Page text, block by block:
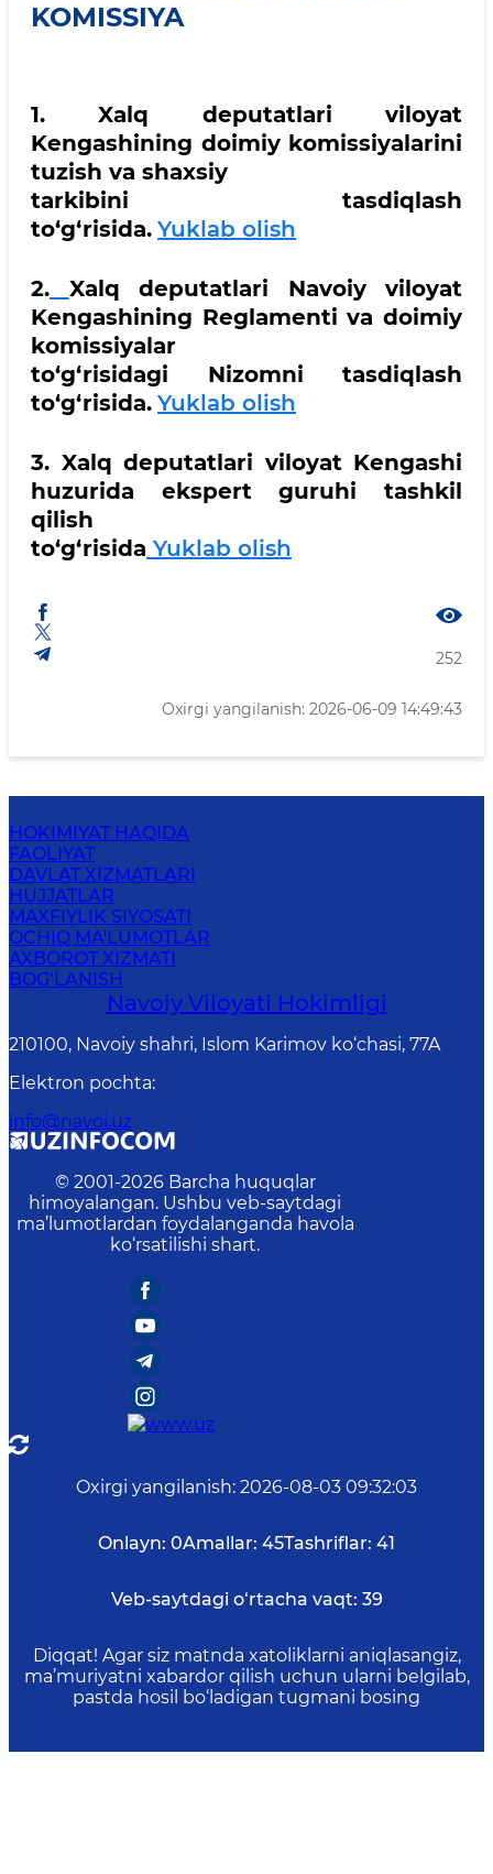
KOMISSIYA
1. Xalq deputatlari viloyat
Kengashining doimiy komissiyalarini
tuzish va shaxsiy
tarkibini tasdiqlash
to‘g‘risida. Yuklab olish
2.
Xalq deputatlari Navoiy viloyat
Kengashining Reglamenti va doimiy
komissiyalar
to‘g‘risidagi Nizomni tasdiqlash
to‘g‘risidа. Yuklab olish
3. Xalq deputatlari viloyat Kengashi
huzurida ekspert guruhi tashkil
qilish
to‘g‘risida​ Yuklab olish
252
Oxirgi yangilanish: 2026-06-09 14:49:43
HOKIMIYAT HAQIDA
FAOLIYAT
DAVLAT XIZMATLARI
HUJJATLAR
MAXFIYLIK SIYOSATI
OCHIQ MA'LUMOTLAR
AXBOROT XIZMATI
BOG‘LANISH
Navoiy Vilоyati Hоkimligi
210100, Nаvоiy shаhri, Islom Karimov ko‘chаsi, 77A
Elektron pochta:
info@navoi.uz
© 2001-2026 Barcha huquqlar
himoyalangan. Ushbu veb-saytdagi
ma’lumotlardan foydalanganda havola
ko‘rsatilishi shart.
Oxirgi yangilanish: 2026-08-03 09:32:03
Onlayn: 0Amallar: 45Tashriflar: 41
Veb-saytdagi o‘rtacha vaqt: 39
Diqqat! Agar siz matnda xatoliklarni aniqlasangiz,
ma’muriyatni xabardor qilish uchun ularni belgilab,
pastda hosil bo‘ladigan tugmani bosing